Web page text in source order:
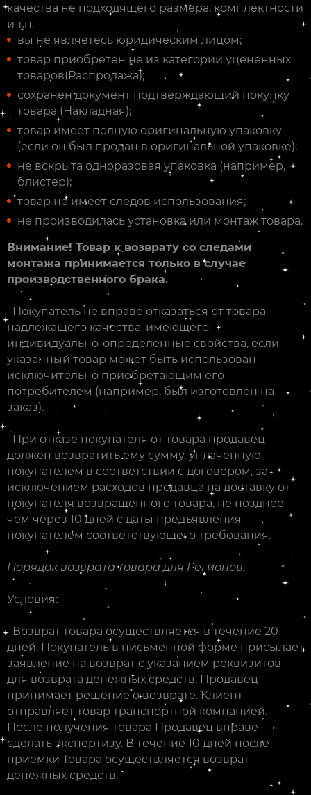
качества не подходящего размера, комплектности
и т.п.
вы не являетесь юридическим лицом;
товар приобретен не из категории уцененных
товаров(Распродажа);
сохранен документ подтверждающий покупку
товара (Накладная);
товар имеет полную оригинальную упаковку
(если он был продан в оригинальной упаковке);
не вскрыта одноразовая упаковка (например,
блистер);
товар не имеет следов использования;
не производилась установка или монтаж товара.
Внимание! Товар к возврату со следами
монтажа принимается только в случае
производственного брака.
Покупатель не вправе отказаться от товара
надлежащего качества, имеющего
индивидуально-определенные свойства, если
указанный товар может быть использован
исключительно приобретающим его
потребителем (например, был изготовлен на
заказ).
При отказе покупателя от товара продавец
должен возвратить ему сумму, уплаченную
покупателем в соответствии с договором, за
исключением расходов продавца на доставку от
покупателя возвращенного товара, не позднее
чем через 10 дней с даты предъявления
покупателем соответствующего требования.
Порядок возврата товара для Регионов.
Условия:
Возврат товара осуществляется в течение 20
дней. Покупатель в письменной форме присылает
заявление на возврат с указанием реквизитов
для возврата денежных средств. Продавец
принимает решение о возврате. Клиент
отправляет товар транспортной компанией.
После получения товара Продавец вправе
сделать экспертизу. В течение 10 дней после
приемки Товара осуществляется возврат
денежных средств.